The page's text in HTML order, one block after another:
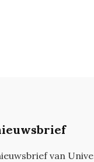
van